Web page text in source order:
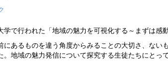
で行われた「地域の魅力を可視化する～まずは感
あるものを違う角度からみることの大切さ、ない
地域の魅力発信について探究する生徒たちにと